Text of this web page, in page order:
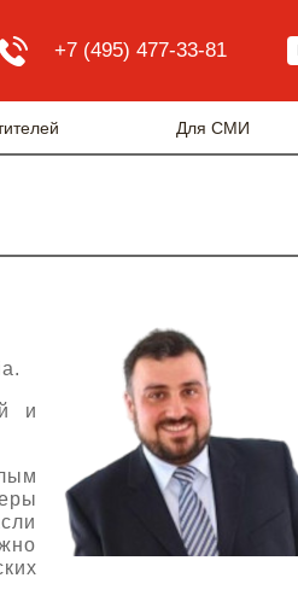
+7 (495) 477-33-81
Для СМИ
и